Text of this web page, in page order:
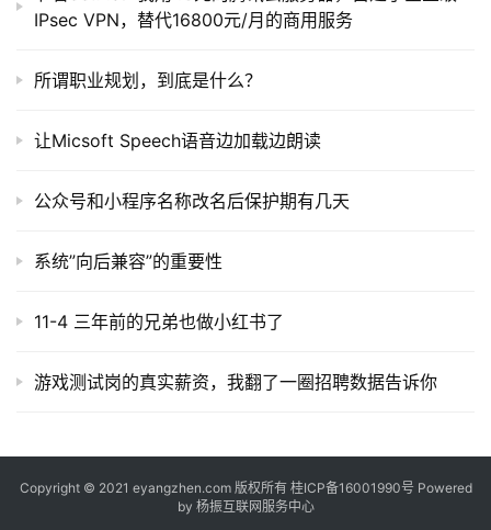
IPsec VPN，替代16800元/月的商用服务
所谓职业规划，到底是什么？
让Micsoft Speech语音边加载边朗读
公众号和小程序名称改名后保护期有几天
系统”向后兼容”的重要性
11-4 三年前的兄弟也做小红书了
游戏测试岗的真实薪资，我翻了一圈招聘数据告诉你
Copyright © 2021 eyangzhen.com 版权所有 桂ICP备16001990号 Powered
by 杨振互联网服务中心